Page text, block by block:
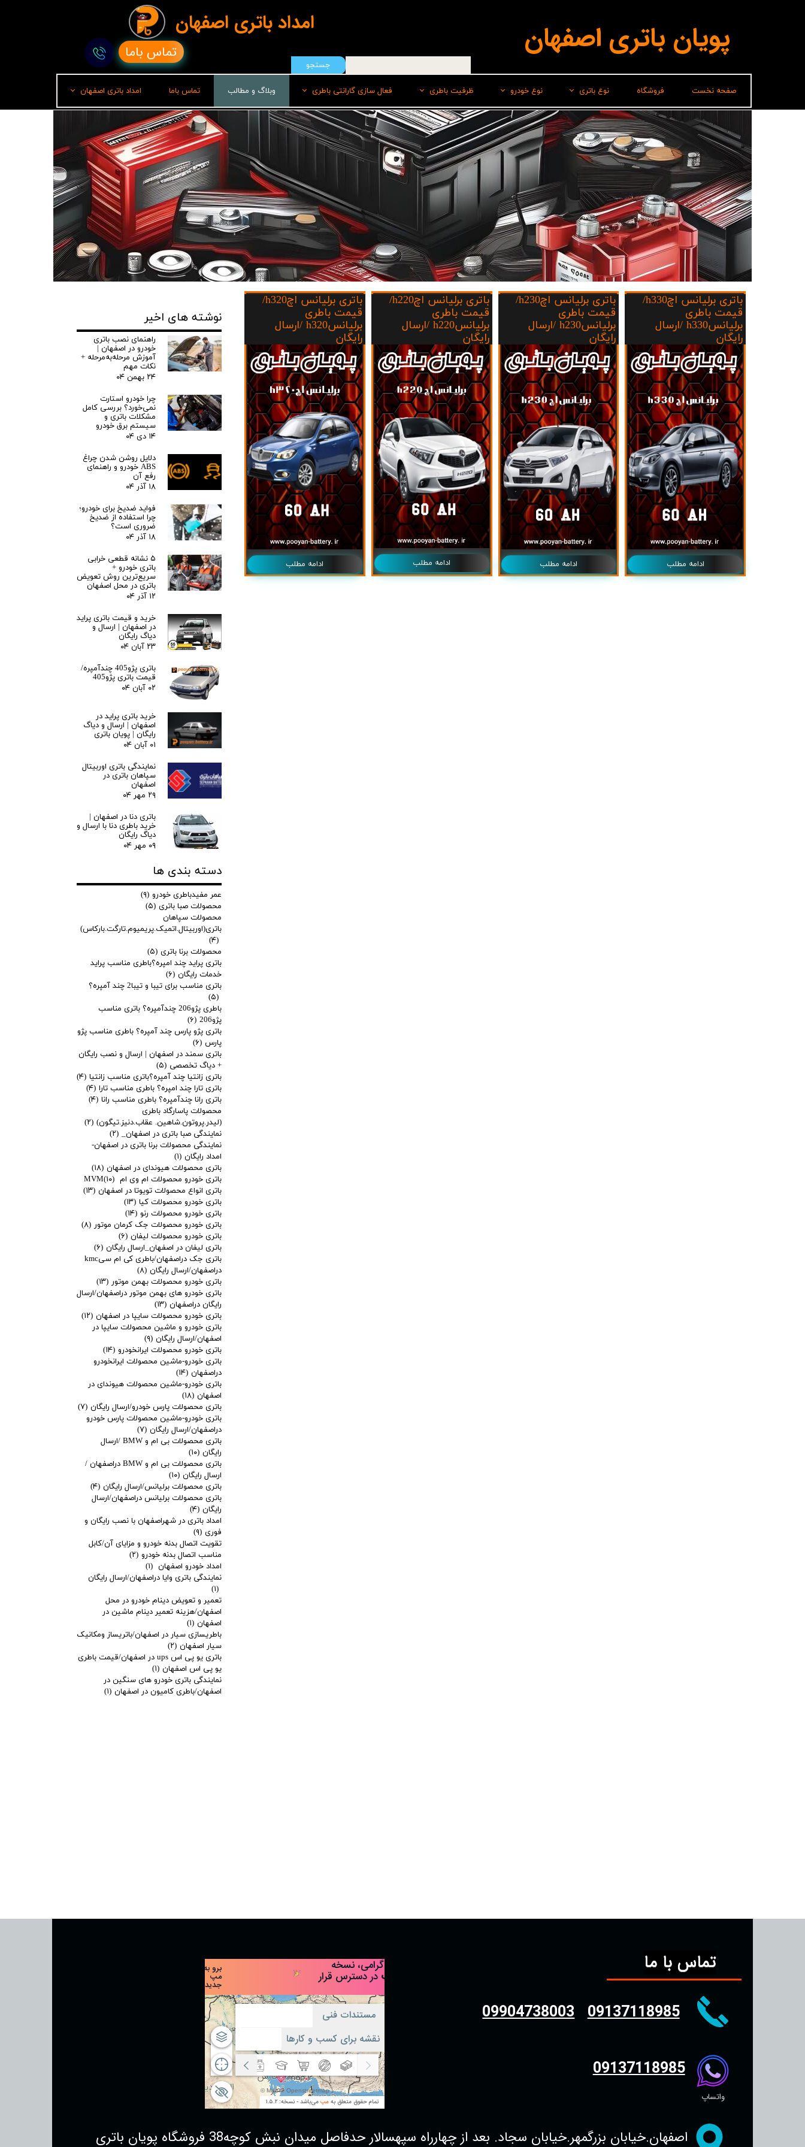
صفحه نخست فروشگاه نوع باتری
لیدر(پاسارگاد)
برناباتری
باتری شارک
سپاهان باتری
وایا باتری
صباباتری
نوع خودرو
هیوندای
ایرانخودرو
سایپا
ام وی امMVM
تویوتا
کیا
جک KMC/JAC
بهمن موتور
پارس خودرو
لیفان
جیلی
سیترو،ن
دوو
رنو
لکسوس
مزدا
نیسان
ظرفیت باطری
50 امپر
55 امپر
60 امپر
70 امپر بلند L
برلیانس
70 امپر بلندR
74 امپر
فعال سازی گارانتی باطری
سپاهان باطری
برنا
پاسارگاد(لیدر)
وایا
وبلاگ و مطالب تماس باما امداد باتری اصفهان
امداد باتری رشت
پویان باتری اصفهان تماس باما
جستجو
امداد باتری اصفهان
باتری برلیانس اچh330/
قیمت باطری
برلیانسh330 /ارسال
رایگان
ادامه مطلب
باتری برلیانس اچh230/
قیمت باطری
برلیانسh230 /ارسال
رایگان
ادامه مطلب
باتری برلیانس اچh220/
قیمت باطری
برلیانسh220 /ارسال
رایگان
ادامه مطلب
باتری برلیانس اچh320/
قیمت باطری
برلیانسh320 /ارسال
رایگان
ادامه مطلب
نوشته های اخیر
راهنمای نصب باتری
خودرو در اصفهان |
آموزش مرحله‌به‌مرحله +
نکات مهم
۲۴ بهمن ۰۴
چرا خودرو استارت
نمی‌خورد؟ بررسی کامل
مشکلات باتری و
سیستم برق خودرو
۱۴ دی ۰۴
دلایل روشن شدن چراغ
ABS خودرو و راهنمای
رفع آن
۱۸ آذر ۰۴
فواید ضدیخ برای خودرو؛
چرا استفاده از ضدیخ
ضروری است؟
۱۸ آذر ۰۴
۵ نشانه قطعی خرابی
باتری خودرو +
سریع‌ترین روش تعویض
باتری در محل اصفهان
۱۲ آذر ۰۴
خرید و قیمت باتری پراید
در اصفهان | ارسال و
دیاگ رایگان
۲۳ آبان ۰۴
باتری پژو405 چندآمپره/
قیمت باتری پژو405
۰۲ آبان ۰۴
خرید باتری پراید در
اصفهان | ارسال و دیاگ
رایگان | پویان باتری
۰۱ آبان ۰۴
نمایندگی باتری اوربیتال
سپاهان باتری در
اصفهان
۲۹ مهر ۰۴
باتری دنا در اصفهان |
خرید باطری دنا با ارسال و
دیاگ رایگان
۰۹ مهر ۰۴
دسته بندی ها
عمر مفیدباطری خودرو (۹)
محصولات صبا باتری (۵)
محصولات سپاهان
باتری(اوربیتال.اتمیک.پریمیوم.تارگت.بارکاس)
(۴)
محصولات برنا باتری (۵)
باتری پراید چند امپره؟باطری مناسب پراید
خدمات رایگان (۶)
باتری مناسب برای تیبا و تیبا2 چند آمپره؟
(۵)
باطری پژو206 چندآمپره؟ باتری مناسب
پژو206
(۶)
باتری پژو پارس چند آمپره؟ باطری مناسب پژو
پارس (۶)
باتری سمند در اصفهان | ارسال و نصب رایگان
+ دیاگ تخصصی (۵)
باتری زانتیا چند آمپره؟باتری مناسب زانتیا (۴)
باتری تارا چند امپره؟ باطری مناسب تارا (۴)
باتری رانا چندآمپره؟ باطری مناسب رانا (۴)
محصولات پاسارگاد باطری
(لیدر.پروتون.شاهین. عقاب.دنیز.تیگون) (۲)
نمایندگی صبا باتری در اصفهان_ (۲)
نمایندگی محصولات برنا باتری در اصفهان-
امداد رایگان (۱)
باتری محصولات هیوندای در اصفهان (۱۸)
باتری خودرو محصولات ام وی ام MVM (۱۰)
باتری انواع محصولات تویوتا در اصفهان (۱۳)
باتری خودرو محصولات کیا (۱۳)
باتری خودرو محصولات رنو (۱۴)
باتری خودرو محصولات جک کرمان موتور (۸)
باتری خودرو محصولات لیفان (۶)
باتری لیفان در اصفهان_ارسال رایگان (۶)
باتری جک دراصفهان/باطری کی ام سیkmc
دراصفهان/ارسال رایگان (۸)
باتری خودرو محصولات بهمن موتور (۱۳)
باتری خودرو های بهمن موتور دراصفهان/ارسال
رایگان دراصفهان (۱۳)
باتری خودرو محصولات سایپا در اصفهان (۱۲)
باتری خودرو و ماشین محصولات سایپا در
اصفهان/ارسال رایگان (۹)
باتری خودرو محصولات ایرانخودرو (۱۴)
باتری خودرو-ماشین محصولات ایرانخودرو
دراصفهان (۱۴)
باتری خودرو-ماشین محصولات هیوندای در
اصفهان (۱۸)
باتری محصولات پارس خودرو/ارسال رایگان (۷)
باتری خودرو-ماشین محصولات پارس خودرو
دراصفهان/ارسال رایگان (۷)
باتری محصولات بی ام و BMW /ارسال
رایگان (۱۰)
باتری محصولات بی ام و BMW دراصفهان /
ارسال رایگان (۱۰)
باتری محصولات برلیانس/ارسال رایگان (۴)
باتری محصولات برلیانس دراصفهان/ارسال
رایگان (۴)
امداد باتری در شهراصفهان با نصب رایگان و
فوری (۹)
تقویت اتصال بدنه خودرو و مزایای آن/کابل
مناسب اتصال بدنه خودرو (۲)
امداد خودرو اصفهان (۱)
نمایندگی باتری وایا دراصفهان/ارسال رایگان
(۱)
تعمیر و تعویض دینام خودرو در محل
اصفهان/هزینه تعمیر دینام ماشین در
اصفهان (۱)
باطریسازی سیار در اصفهان/باتریساز ومکانیک
سیار اصفهان (۲)
باتری یو پی اس ups در اصفهان/قیمت باطری
یو پی اس اصفهان (۱)
نمایندگی باتری خودرو های سنگین در
اصفهان/باطری کامیون در اصفهان (۱)
تماس با ما
واتساپ
09904738003 09137118985
09137118985
اصفهان.خیابان بزرگمهر.خیابان سجاد. بعد از چهارراه سپهسالار حدفاصل میدان نبش کوچه38 فروشگاه پویان باتری